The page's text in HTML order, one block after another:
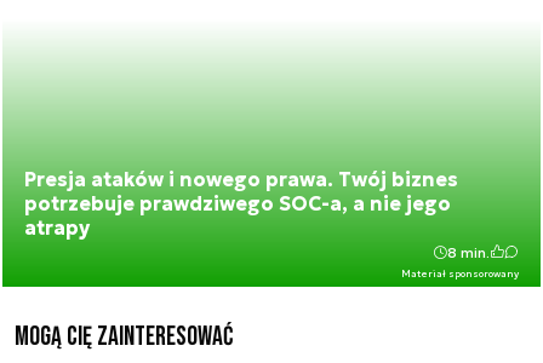
Presja ataków i nowego prawa. Twój biznes
potrzebuje prawdziwego SOC-a, a nie jego
atrapy
Materiał sponsorowany
8 min.
Mogą Cię zainteresować